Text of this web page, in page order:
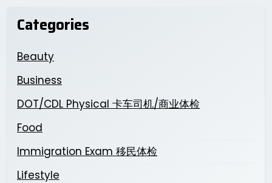
Categories
Beauty
Business
DOT/CDL Physical 卡车司机/商业体检
Food
Immigration Exam 移民体检
Lifestyle